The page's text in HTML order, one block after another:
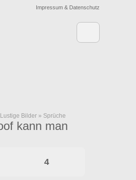
Impressum & Datenschutz
Lustige Bilder » Sprüche
kann man
4